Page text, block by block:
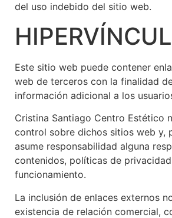
del uso indebido del sitio web.
Este sitio web puede contener
web de terceros con la finalidad
información adicional a los
Cristina Santiago Centro Estético
control sobre dichos sitios web y,
asume responsabilidad alguna
contenidos, políticas de
funcionamiento.
La inclusión de enlaces externos
existencia de relación comercial,